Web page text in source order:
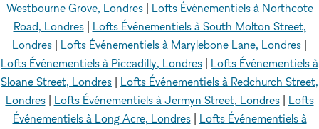
Westbourne Grove, Londres| Lofts Événementiels à Northcote
Road, Londres| Lofts Événementiels à South Molton Street,
Londres
Lofts Événementiels à Marylebone Lane, Londres
Lofts Événementiels à Piccadilly, Londres
Lofts Événementiels à
Sloane Street, Londres
Lofts Événementiels à Redchurch Street,
Londres| Lofts Événementiels à Jermyn Street, Londres| Lofts
Événementiels à Long Acre, Londres| Lofts Événementiels à